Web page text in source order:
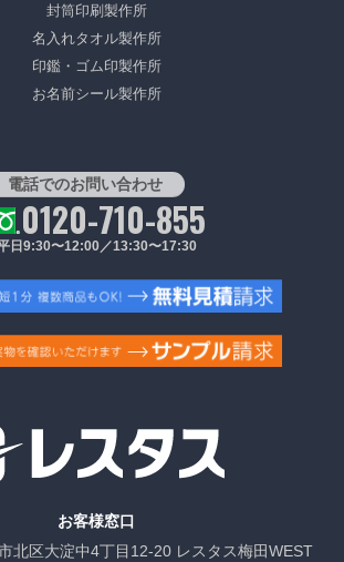
封筒印刷製作所
名入れタオル製作所
印鑑・ゴム印製作所
お名前シール製作所
電話でのお問い合わせ
0120-710-855
日9:30〜12:00／13:30〜17:30
お客様窓口
北区大淀中4丁目12-20 レスタス梅田WEST